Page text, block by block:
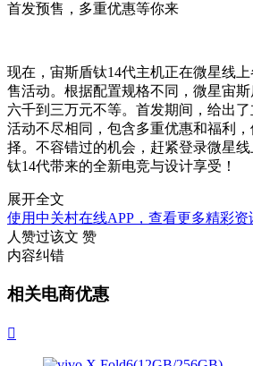
首发预售，多重优惠等你来
现在，宙斯盾钛14代主机正在微星线
售活动。根据配置规格不同，微星宙
六千到三万元不等。首发期间，给出
活动不尽相同，包含多重优惠和福利
择。不容错过的机会，赶紧登录微星
钛14代带来的全新电竞与设计享受！
展开全文
使用中关村在线APP，查看更多精彩资
人赞过该文 赞
内容纠错
相关电商优惠
